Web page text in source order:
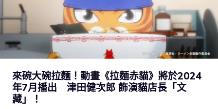
來碗大碗拉麵！動畫《拉麵赤貓》將於2024
年7月播出 津田健次郎 飾演貓店長「文
藏」！